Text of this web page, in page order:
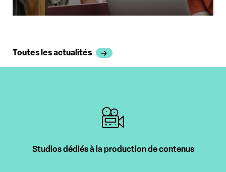
Toutes les actualités
la production de contenus Intervenants